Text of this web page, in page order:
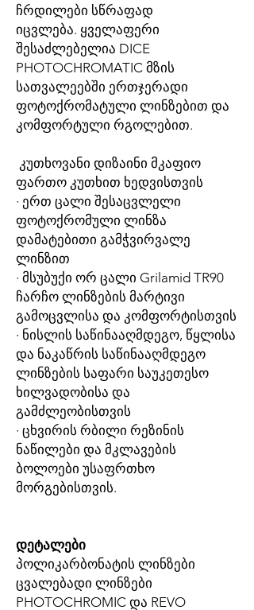
ჩრდილები სწრაფად
იცვლება. ყველაფერი
შესაძლებელია DICE
PHOTOCHROMATIC მზის
სათვალეებში ერთჯერადი
ფოტოქრომატული ლინზებით და
კომფორტული რგოლებით.
კუთხოვანი დიზაინი მკაფიო
ფართო კუთხით ხედვისთვის
· ერთ ცალი შესაცვლელი
ფოტოქრომული ლინზა
დამატებითი გამჭვირვალე
ლინზით
· მსუბუქი ორ ცალი Grilamid TR90
ჩარჩო ლინზების მარტივი
გამოცვლისა და კომფორტისთვის
· ნისლის საწინააღმდეგო, წყლისა
და ნაკაწრის საწინააღმდეგო
ლინზების საფარი საუკეთესო
ხილვადობისა და
გამძლეობისთვის
· ცხვირის რბილი რეზინის
ნაწილები და მკლავების
ბოლოები უსაფრთხო
მორგებისთვის.
დეტალები
პოლიკარბონატის ლინზები
ცვალებადი ლინზები
PHOTOCHROMIC და REVO